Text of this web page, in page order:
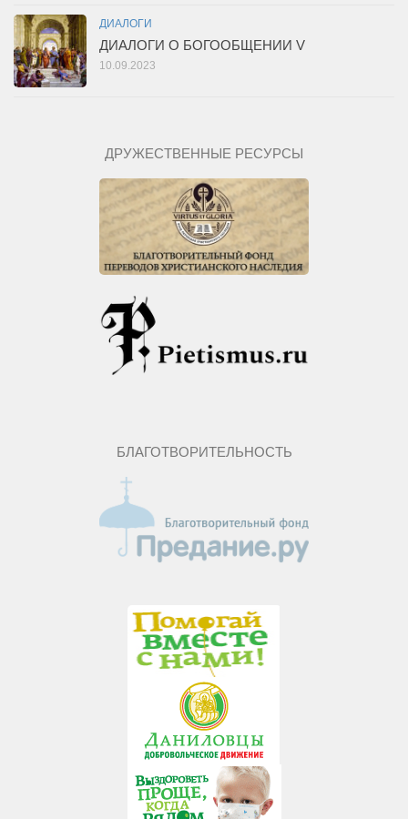
ДИАЛОГИ
ДИАЛОГИ О БОГООБЩЕНИИ V
10.09.2023
ДРУЖЕСТВЕННЫЕ РЕСУРСЫ
БЛАГОТВОРИТЕЛЬНОСТЬ